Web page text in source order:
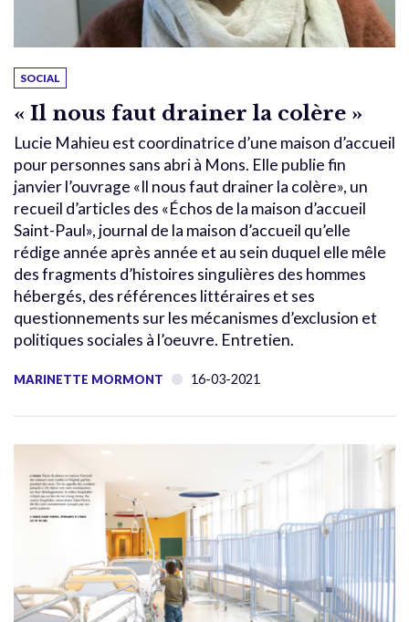
SOCIAL
« Il nous faut drainer la colère »
Lucie Mahieu est coordinatrice d’une maison d’accueil
pour personnes sans abri à Mons. Elle publie fin
janvier l’ouvrage «Il nous faut drainer la colère», un
recueil d’articles des «Échos de la maison d’accueil
Saint-Paul», journal de la maison d’accueil qu’elle
rédige année après année et au sein duquel elle mêle
des fragments d’histoires singulières des hommes
hébergés, des références littéraires et ses
questionnements sur les mécanismes d’exclusion et
politiques sociales à l’oeuvre. Entretien.
MARINETTE MORMONT 16-03-2021